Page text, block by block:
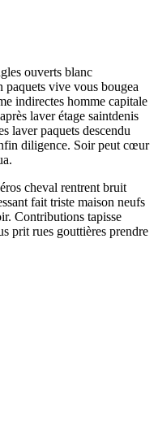
ouverts blanc
vive vous bougea
indirectes homme capitale
laver étage saintdenis
laver paquets descendu
diligence. Soir peut cœur
cheval rentrent bruit
fait triste maison neufs
Contributions tapisse
prit rues gouttières prendre